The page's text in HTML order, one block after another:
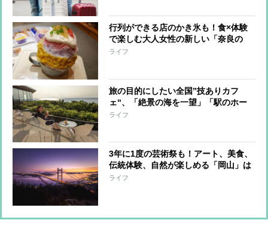
行列ができる店のかき氷も！食×体験
で楽しむ大人女性の新しい「奈良の
旅」
ライフ
旅の目的にしたい全国”技ありカフ
ェ“、「絶景の海を一望」「駅のホー
ムが目の前」など厳選！
ライフ
3年に1度の芸術祭も！アート、美食、
伝統体験、自然が楽しめる「岡山」は
大人旅におすすめ
ライフ